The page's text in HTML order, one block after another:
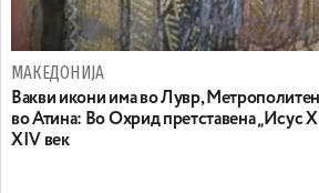
МАКЕДОНИЈА
Вакви икони има во Лувр, Метрополитен
во Атина: Во Охрид претставена „Исус
XIV век